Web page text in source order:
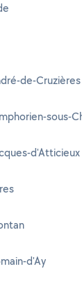
de-Cruzières
sous-
d'Atticieux
d'Ay